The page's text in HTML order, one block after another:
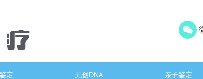
定 无创DNA 亲子鉴定